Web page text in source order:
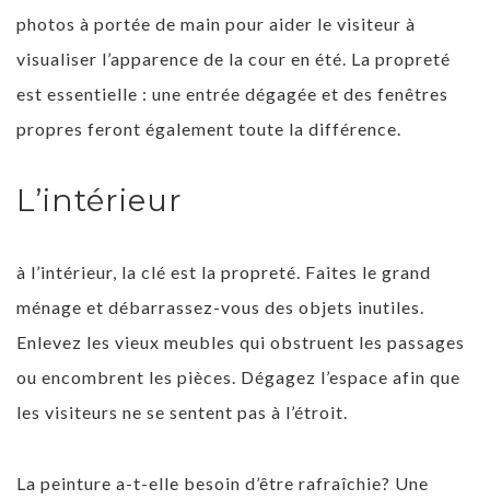
photos à portée de main pour aider le visiteur à
visualiser l’apparence de la cour en été. La propreté
est essentielle : une entrée dégagée et des fenêtres
propres feront également toute la différence.
L’intérieur
à l’intérieur, la clé est la propreté. Faites le grand
ménage et débarrassez-vous des objets inutiles.
Enlevez les vieux meubles qui obstruent les passages
ou encombrent les pièces. Dégagez l’espace afin que
les visiteurs ne se sentent pas à l’étroit.
La peinture a-t-elle besoin d’être rafraîchie? Une